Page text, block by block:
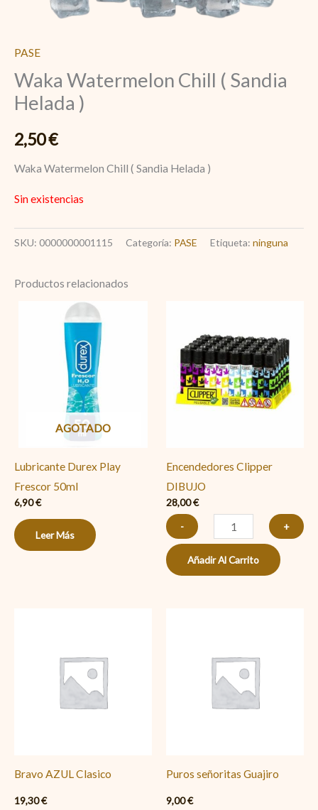
PASE
Waka Watermelon Chill ( Sandia
Helada )
2,50€
Waka Watermelon Chill ( Sandia Helada )
Sin existencias
SKU: 0000000001115 Categoría: PASE Etiqueta: ninguna
Productos relacionados
AGOTADO
Lubricante Durex Play
Frescor 50ml
6,90€
Leer Más
Encendedores Clipper
DIBUJO
28,00€
-
DIBUJO
cantidad
+
Añadir Al Carrito
Bravo AZUL Clasico
19,30€
Clasico
cantidad
Puros señoritas Guajiro
9,00€
Guajiro
cantidad